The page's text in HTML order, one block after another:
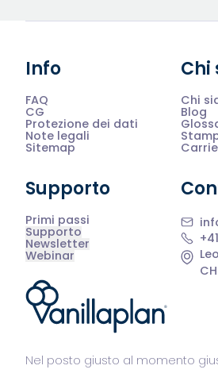
®
Nel posto giusto al momento
Info
FAQ
CG
Protezione dei dati
Note legali
Sitemap
Chi
Chi
Blog
Supporto
Primi passi
Supporto
Newsletter
Webinar